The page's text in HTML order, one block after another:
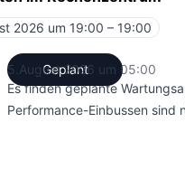
2026 um 19:00 – 19:00
Geplant
5.August 2026 um 05:00
Es finden geplante
Performance-Einbussen sind